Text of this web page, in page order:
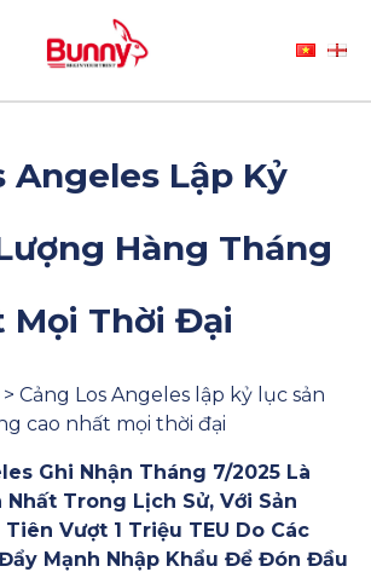
Angeles Lập Kỷ
Hàng Tháng
Mọi Thời Đại
Cảng Los Angeles lập kỷ lục sản
cao nhất mọi thời đại
Ghi Nhận Tháng 7/2025 Là
Nhất Trong Lịch Sử, Với Sản
Vượt 1 Triệu TEU Do Các
Mạnh Nhập Khẩu Để Đón Đầu